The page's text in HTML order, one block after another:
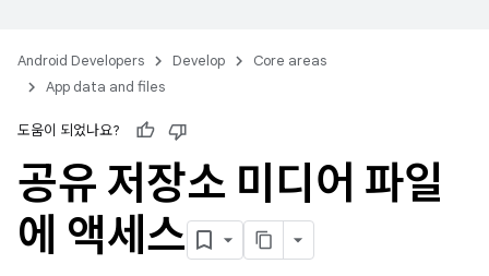
Android Developers Develop
Core areas
App data and files
도움이 되었나요?
공유 저장소 미디어 파일
에 액세스